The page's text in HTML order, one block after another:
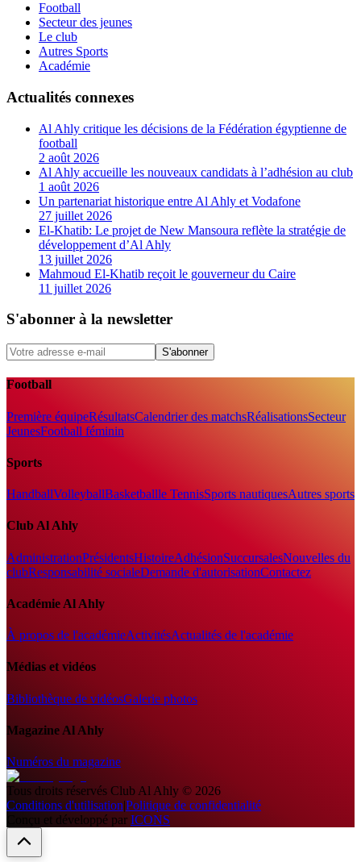
Football
Secteur des jeunes
Le club
Autres Sports
Académie
Actualités connexes
Al Ahly critique les décisions de la Fédération égyptienne de
football
2 août 2026
Al Ahly accueille les nouveaux candidats à l’adhésion au club
1 août 2026
Un partenariat historique entre Al Ahly et Vodafone
27 juillet 2026
El-Khatib: Le projet de New Mansoura reflète la stratégie de
développement d’Al Ahly
13 juillet 2026
Mahmoud El-Khatib reçoit le gouverneur du Caire
11 juillet 2026
S'abonner à la newsletter
S'abonner
Football
Première équipeRésultatsCalendrier des matchsRéalisationsSecteur
JeunesFootball féminin
Sports
HandballVolleyballBasketballle TennisSports nautiquesAutres sports
Club Al Ahly
AdministrationPrésidentsHistoireAdhésionSuccursalesNouvelles du
clubResponsabilité socialeDemande d'autorisationContactez
Académie Al Ahly
À propos de l'académieActivitésActualités de l'académie
Médias et vidéos
Bibliothèque de vidéosGalerie photos
Magazine Al Ahly
Numéros du magazine
Tous droits réservés Club Al Ahly © 2026
Conditions d'utilisation|Politique de confidentialité
Conçu et développé par ICONS